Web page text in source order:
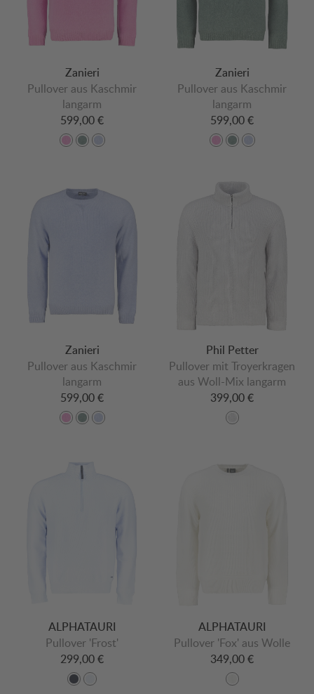
Zanieri
Pullover aus Kaschmir
langarm
599,00 €
Zanieri
Pullover aus Kaschmir
langarm
599,00 €
Zanieri
Pullover aus Kaschmir
langarm
599,00 €
Phil Petter
Pullover mit Troyerkragen
aus Woll-Mix langarm
399,00 €
ALPHATAURI
Pullover 'Frost'
299,00 €
ALPHATAURI
Pullover 'Fox' aus Wolle
349,00 €